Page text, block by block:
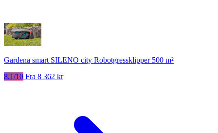
Gardena smart SILENO city Robotgressklipper 500 m²
8.1/10 Fra 8 362 kr